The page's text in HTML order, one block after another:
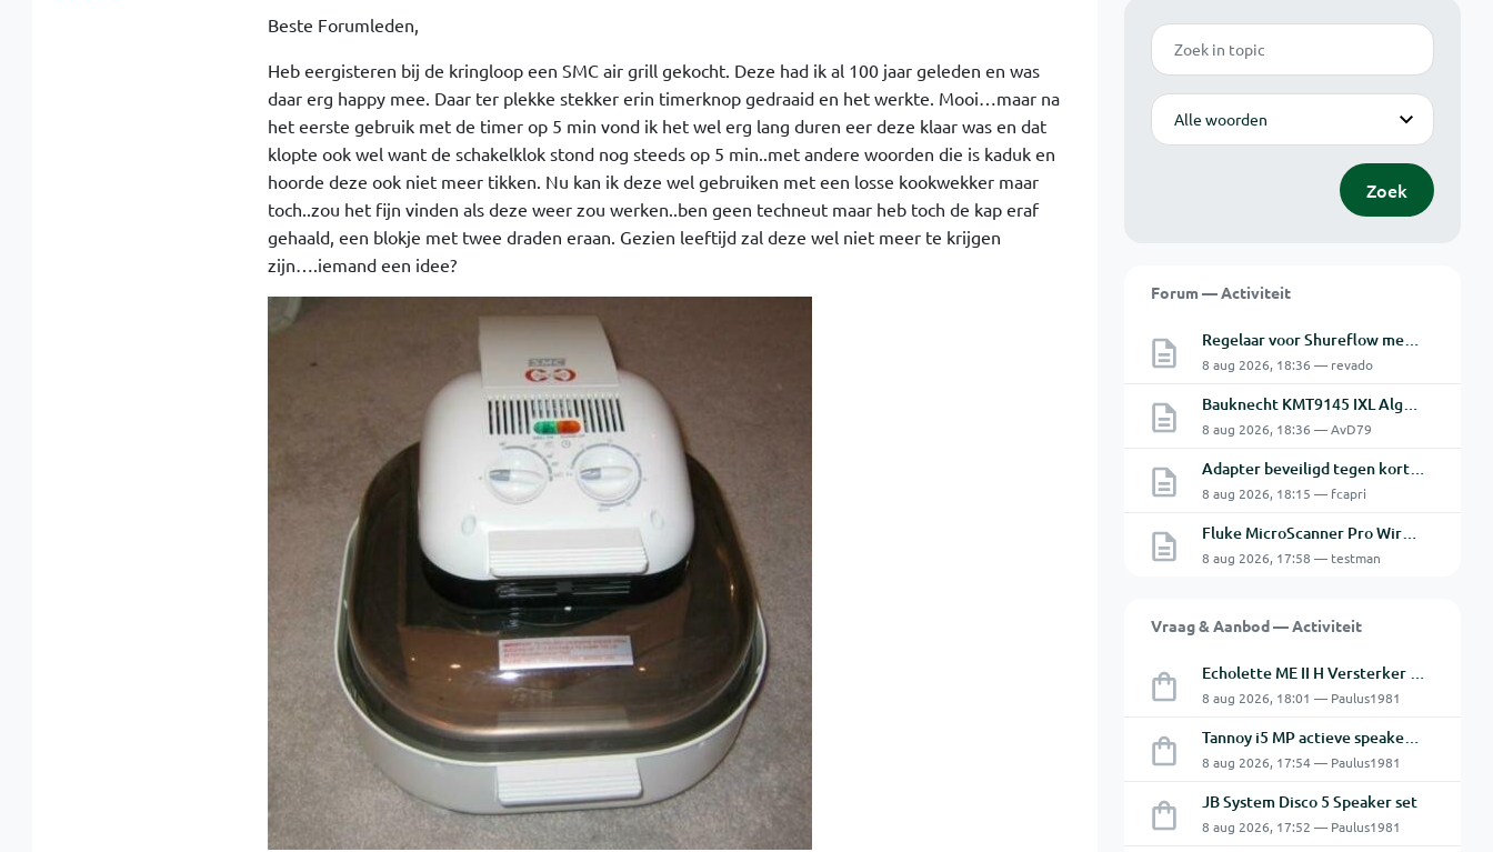
Zoek
Modus
Zoek
Forum — Activiteit
Regelaar voor Shureflow membraanpomp
8 aug 2026, 18:36 — revado
Bauknecht KMT9145 IXL Algemeen Alarm na Bezig met verwarmen
8 aug 2026, 18:36 — AvD79
Adapter beveiligd tegen kortsluiting maar toch defect?
8 aug 2026, 18:15 — fcapri
Fluke MicroScanner Pro Wiremap adapter
8 aug 2026, 17:58 — testman
Vraag & Aanbod — Activiteit
Echolette ME II H Versterker Top en Cabine
8 aug 2026, 18:01 — Paulus1981
Tannoy i5 MP actieve speakers - Gebruikt
8 aug 2026, 17:54 — Paulus1981
JB System Disco 5 Speaker set
8 aug 2026, 17:52 — Paulus1981
Beste Forumleden,
Heb eergisteren bij de kringloop een SMC air grill gekocht. Deze had ik al 100 jaar geleden en was
daar erg happy mee. Daar ter plekke stekker erin timerknop gedraaid en het werkte. Mooi…maar na
het eerste gebruik met de timer op 5 min vond ik het wel erg lang duren eer deze klaar was en dat
klopte ook wel want de schakelklok stond nog steeds op 5 min..met andere woorden die is kaduk en
hoorde deze ook niet meer tikken. Nu kan ik deze wel gebruiken met een losse kookwekker maar
toch..zou het fijn vinden als deze weer zou werken..ben geen techneut maar heb toch de kap eraf
gehaald, een blokje met twee draden eraan. Gezien leeftijd zal deze wel niet meer te krijgen
zijn….iemand een idee?